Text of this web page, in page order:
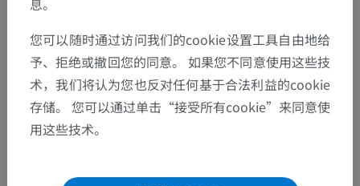
内脏学
底层结构：
齿冠腔
齿根管
息。
您可以随时通过访问我们的cookie设置工具自由地给
予、拒绝或撤回您的同意。 如果您不同意使用这些技
术，我们将认为您也反对任何基于合法利益的cookie
存储。 您可以通过单击“接受所有cookie”来同意使
用这些技术。